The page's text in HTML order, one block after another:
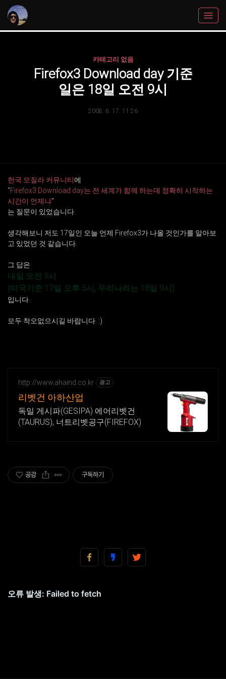
카테고리 없음
Firefox3 Download day 기준
일은 18일 오전 9시
2008. 6. 17. 11:26
한국 모질라 커뮤니티에
"Firefox3 Download day는 전 세계가 함께 하는데 정확히 시작하는
시간이 언제냐"
는 질문이 있었습니다.
생각해보니 저도 17일인 오늘 언제 Firefox3가 나올 것인가를 알아보
고 있었던 것 같습니다.
그 답은
내일 오전 9시
(미국기준 17일 오후 5시, 우리나라는 18일 9시)
입니다.
모두 착오없으시길 바랍니다. :)
http://www.ahaind.co.kr 광고
리벳건 아하산업
독일 게시파(GESIPA) 에어리벳건
(TAURUS), 너트리벳공구(FIREFOX)
공감 구독하기